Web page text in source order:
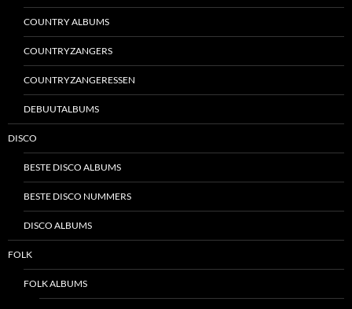
COUNTRY ALBUMS
COUNTRYZANGERS
COUNTRYZANGERESSEN
DEBUUTALBUMS
DISCO
BESTE DISCO ALBUMS
BESTE DISCO NUMMERS
DISCO ALBUMS
FOLK
FOLK ALBUMS